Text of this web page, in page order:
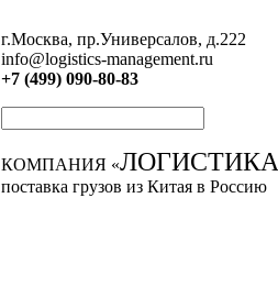
г.Москва, пр.Универсалов, д.222
info@logistics-management.ru
+7 (499) 090-80-83
КОМПАНИЯ «ЛОГИСТИКА
поставка грузов из Китая в Россию